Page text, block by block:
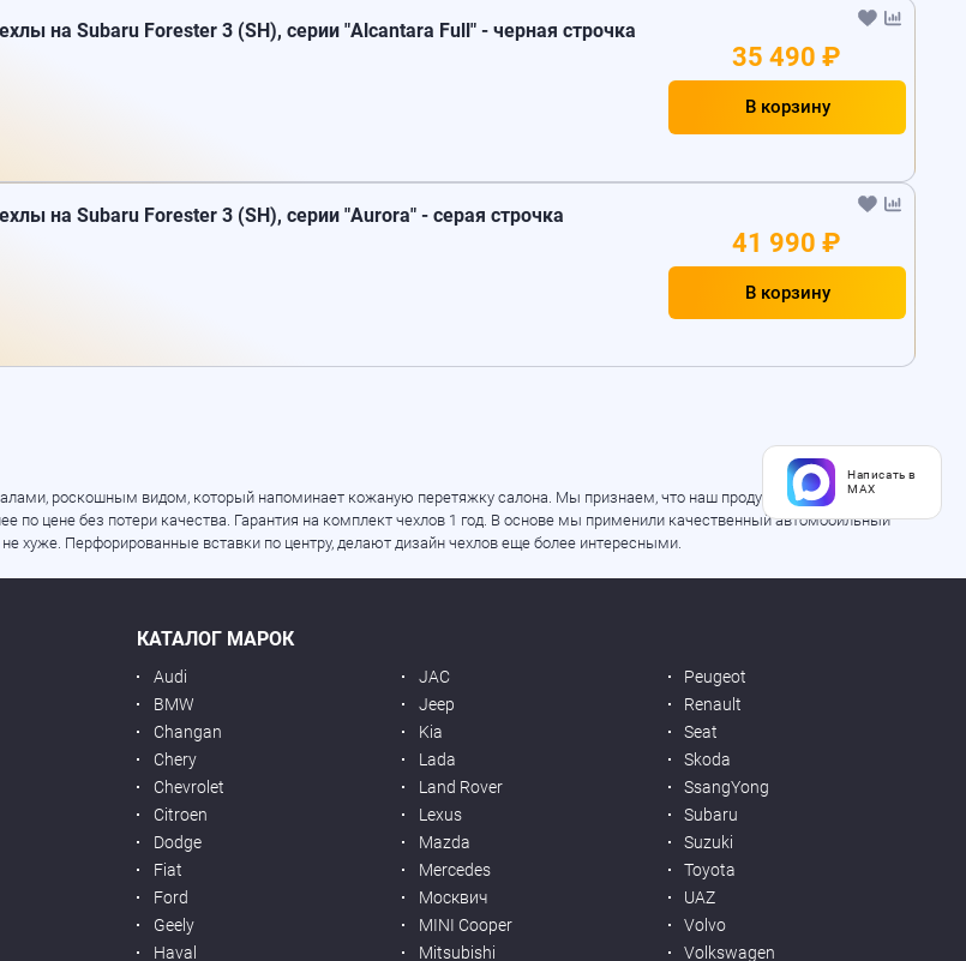
на Subaru Forester 3 (SH), серии "Alcantara Full" - черная строчка
35 490 ₽
В корзину
на Subaru Forester 3 (SH), серии "Aurora" - серая строчка
41 990 ₽
В корзину
роскошным видом, который напоминает кожаную перетяжку салона. Мы признаем, что наш продукт не является 100%
по цене без потери качества. Гарантия на комплект чехлов 1 год. В основе мы применили качественный автомобильный
хуже. Перфорированные вставки по центру, делают дизайн чехлов еще более интересными.
КАТАЛОГ МАРОК
Audi
BMW
Changan
Chery
Chevrolet
Citroen
Dodge
Fiat
Ford
Geely
Haval
JAC
Jeep
Kia
Lada
Land Rover
Lexus
Mazda
Mercedes
Москвич
MINI Cooper
Mitsubishi
Peugeot
Renault
Seat
Skoda
SsangYong
Subaru
Suzuki
Toyota
UAZ
Volvo
Volkswagen
Написать в
MAX